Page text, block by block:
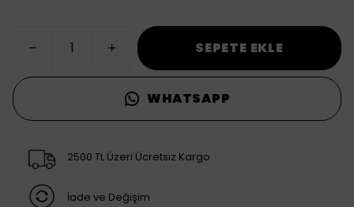
SEPETE EKLE
WHATSAPP
2500 TL Üzeri Ücretsiz Kargo
İade ve Değişim